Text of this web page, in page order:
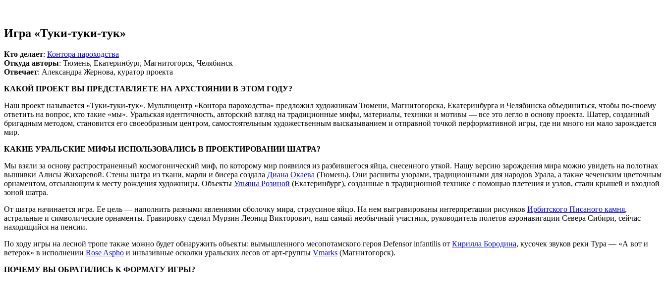
Игра «Туки-туки-тук»
Кто делает: Контора пароходства
Откуда авторы: Тюмень, Екатеринбург, Магнитогорск, Челябинск
Отвечает: Александра Жернова, куратор проекта
КАКОЙ ПРОЕКТ ВЫ ПРЕДСТАВЛЯЕТЕ НА АРХСТОЯНИИ В ЭТОМ ГОДУ?
Наш проект называется «Туки-туки-тук». Мультицентр «Контора пароходства» предложил художникам Тюмени, Магнитогорска, Екатеринбурга и Челябинска объединиться, чтобы по-своему
ответить на вопрос, кто такие «мы». Уральская идентичность, авторский взгляд на традиционные мифы, материалы, техники и мотивы — все это легло в основу проекта. Шатер, созданный
бригадным методом, становится его своеобразным центром, самостоятельным художественным высказыванием и отправной точкой перформативной игры, где ни много ни мало зарождается
мир.
КАКИЕ УРАЛЬСКИЕ МИФЫ ИСПОЛЬЗОВАЛИСЬ В ПРОЕКТИРОВАНИИ ШАТРА?
Мы взяли за основу распространенный космогонический миф, по которому мир появился из разбившегося яйца, снесенного уткой. Нашу версию зарождения мира можно увидеть на полотнах
вышивки Алисы Жихаревой. Стены шатра из ткани, марли и бисера создала Диана Окаева (Тюмень). Они расшиты узорами, традиционными для народов Урала, а также чеченским цветочным
орнаментом, отсылающим к месту рождения художницы. Объекты Ульяны Розиной (Екатеринбург), созданные в традиционной технике с помощью плетения и узлов, стали крышей и входной
зоной шатра.
От шатра начинается игра. Ее цель — наполнить разными явлениями оболочку мира, страусиное яйцо. На нем выгравированы интерпретации рисунков Ирбитского Писаного камня,
астральные и символические орнаменты. Гравировку сделал Мурзин Леонид Викторович, наш самый необычный участник, руководитель полетов аэронавигации Севера Сибири, сейчас
находящийся на пенсии.
По ходу игры на лесной тропе также можно будет обнаружить объекты: вымышленного месопотамского героя Defensor infantilis от Кирилла Бородина, кусочек звуков реки Тура — «А вот и
ветерок» в исполнении Rose Aspho и инвазивные осколки уральских лесов от арт-группы Vmarks (Магнитогорск).
ПОЧЕМУ ВЫ ОБРАТИЛИСЬ К ФОРМАТУ ИГРЫ?